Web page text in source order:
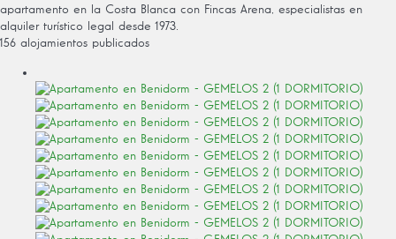
apartamento en la Costa Blanca con Fincas Arena, especialistas en
alquiler turístico legal desde 1973.
156 alojamientos publicados